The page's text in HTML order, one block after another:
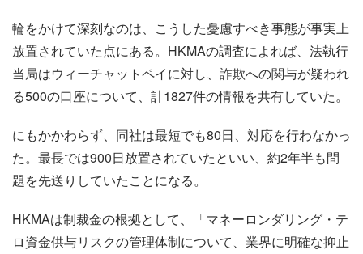
輪をかけて深刻なのは、こうした憂慮すべき事態が事実上
放置されていた点にある。HKMAの調査によれば、法執行
当局はウィーチャットペイに対し、詐欺への関与が疑われ
る500の口座について、計1827件の情報を共有していた。
にもかかわらず、同社は最短でも80日、対応を行わなかっ
た。最長では900日放置されていたといい、約2年半も問
題を先送りしていたことになる。
HKMAは制裁金の根拠として、「マネーロンダリング・テ
ロ資金供与リスクの管理体制について、業界に明確な抑止